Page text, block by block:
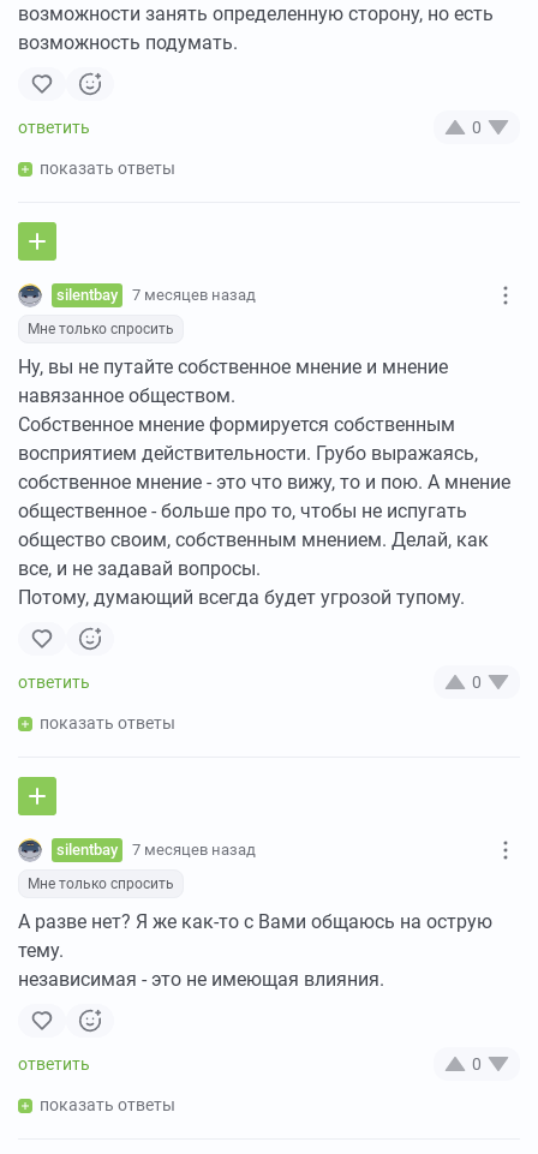
возможности занять определенную сторону, но есть
возможность подумать.
0
показать ответы
silentbay 7 месяцев назад
Мне только спросить
Ну, вы не путайте собственное мнение и мнение
навязанное обществом.
Собственное мнение формируется собственным
восприятием действительности. Грубо выражаясь,
собственное мнение - это что вижу, то и пою. А мнение
общественное - больше про то, чтобы не испугать
общество своим, собственным мнением. Делай, как
все, и не задавай вопросы.
Потому, думающий всегда будет угрозой тупому.
0
показать ответы
silentbay 7 месяцев назад
Мне только спросить
А разве нет? Я же как-то с Вами общаюсь на острую
тему.
независимая - это не имеющая влияния.
0
показать ответы